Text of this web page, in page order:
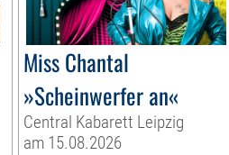
Miss Chantal
»Scheinwerfer an«
Central Kabarett Leipzig
am 15.08.2026